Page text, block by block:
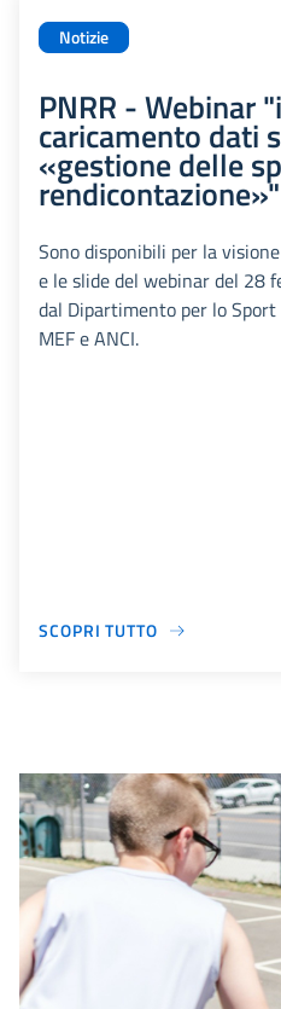
Notizie
PNRR - Webinar
caricamento dati
«gestione delle
rendicontazione»"
Sono disponibili per la
e le slide del webinar del 28
dal Dipartimento per lo
MEF e ANCI.
SCOPRI TUTTO